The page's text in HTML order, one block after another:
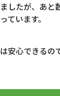
したが、あと
ています。
安心できるの